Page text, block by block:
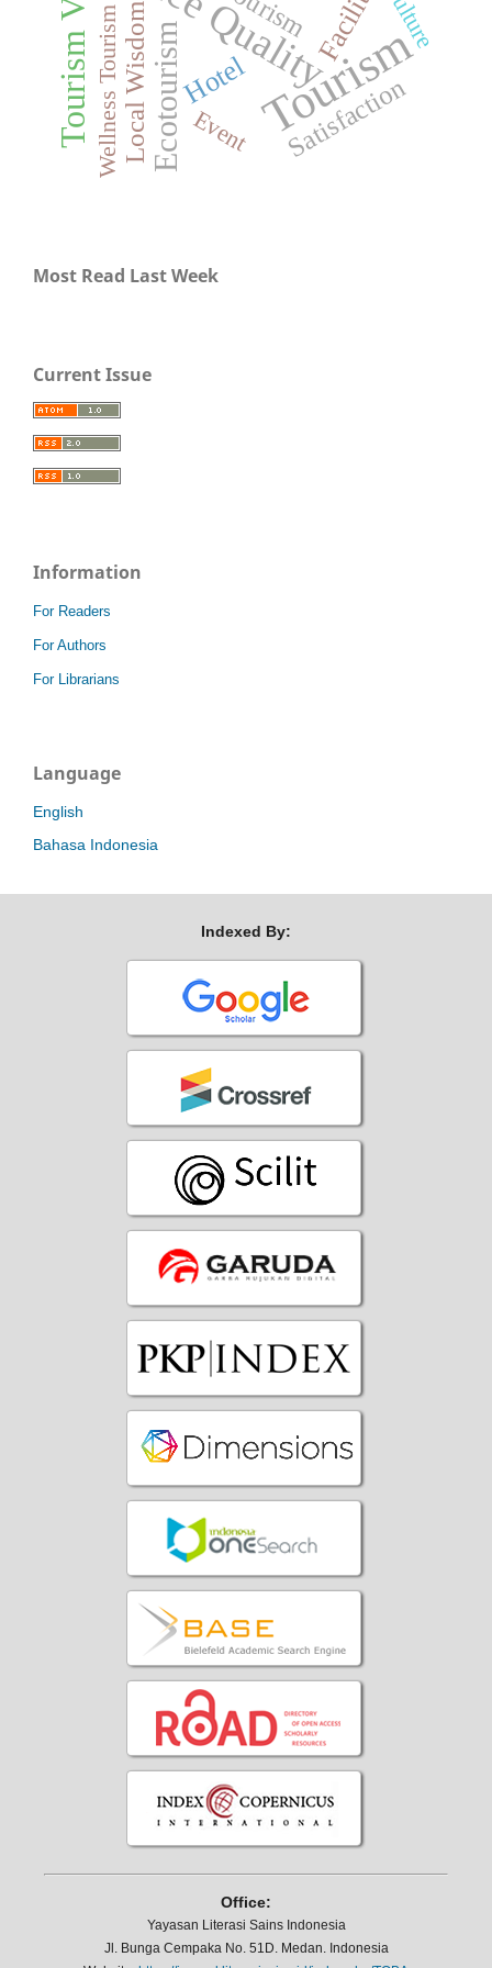
Tourism
EcotourismHotel
Local Wisdom Satisfaction
Wellness Tourism Event
Most Read Last Week
Current Issue
Information
For Readers
For Authors
For Librarians
Language
English
Bahasa Indonesia
Indexed By:
Office:
Yayasan Literasi Sains Indonesia
Jl. Bunga Cempaka No. 51D. Medan. Indonesia